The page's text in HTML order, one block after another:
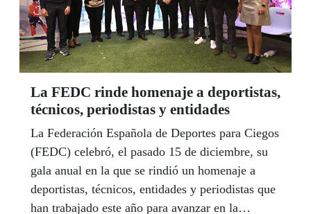
La FEDC rinde homenaje a deportistas,
técnicos, periodistas y entidades
La Federación Española de Deportes para Ciegos
(FEDC) celebró, el pasado 15 de diciembre, su
gala anual en la que se rindió un homenaje a
deportistas, técnicos, entidades y periodistas que
han trabajado este año para avanzar en la